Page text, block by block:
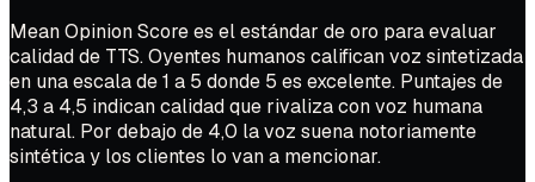
Mean Opinion Score es el estándar de oro para evaluar
calidad de TTS. Oyentes humanos califican voz sintetizada
en una escala de 1 a 5 donde 5 es excelente. Puntajes de
4,3 a 4,5 indican calidad que rivaliza con voz humana
natural. Por debajo de 4,0 la voz suena notoriamente
sintética y los clientes lo van a mencionar.